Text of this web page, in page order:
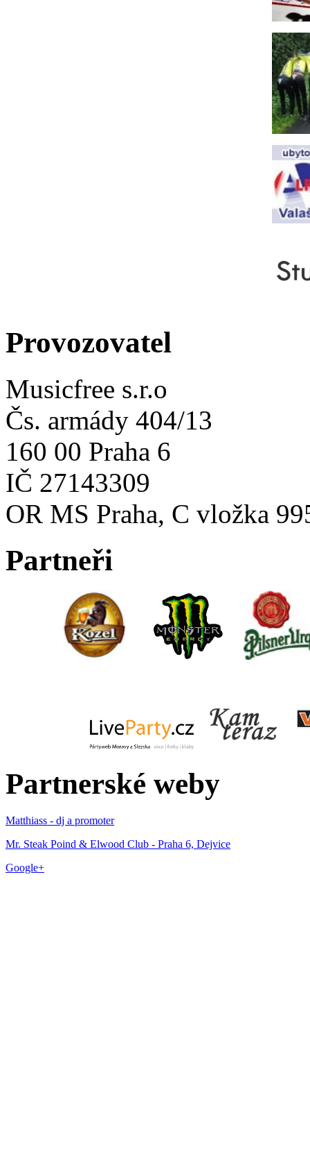
Provozovatel
Musicfree s.r.o
Čs. armády 404/13
160 00 Praha 6
IČ 27143309
OR MS Praha, C vložka
Partneři
Partnerské weby
Matthiass - dj a promoter
Mr. Steak Poind & Elwood Club - Praha 6, Dejvice
Google+